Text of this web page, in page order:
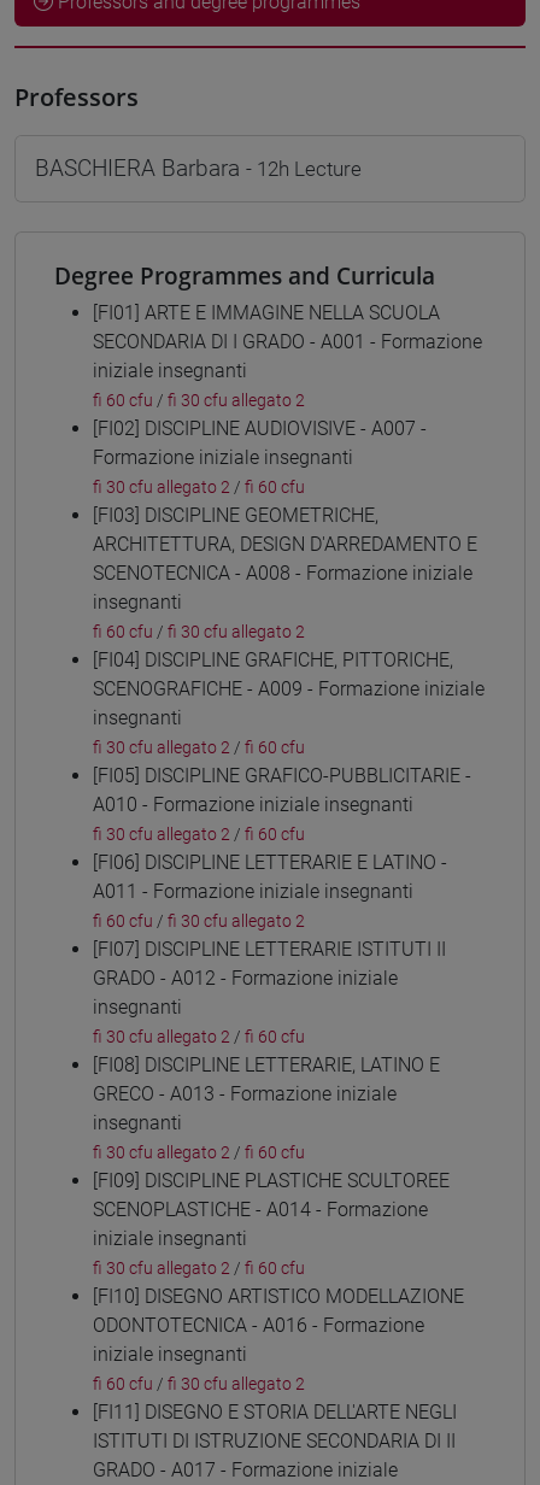
Professors
BASCHIERA Barbara - 12h Lecture
Degree Programmes and Curricula
[FI01] ARTE E IMMAGINE NELLA SCUOLA
SECONDARIA DI I GRADO - A001 - Formazione
iniziale insegnanti
fi 60 cfu / fi 30 cfu allegato 2
[FI02] DISCIPLINE AUDIOVISIVE - A007 -
Formazione iniziale insegnanti
fi 30 cfu allegato 2 / fi 60 cfu
[FI03] DISCIPLINE GEOMETRICHE,
ARCHITETTURA, DESIGN D'ARREDAMENTO E
SCENOTECNICA - A008 - Formazione iniziale
insegnanti
fi 60 cfu / fi 30 cfu allegato 2
[FI04] DISCIPLINE GRAFICHE, PITTORICHE,
SCENOGRAFICHE - A009 - Formazione iniziale
insegnanti
fi 30 cfu allegato 2 / fi 60 cfu
[FI05] DISCIPLINE GRAFICO-PUBBLICITARIE -
A010 - Formazione iniziale insegnanti
fi 30 cfu allegato 2 / fi 60 cfu
[FI06] DISCIPLINE LETTERARIE E LATINO -
A011 - Formazione iniziale insegnanti
fi 60 cfu / fi 30 cfu allegato 2
[FI07] DISCIPLINE LETTERARIE ISTITUTI II
GRADO - A012 - Formazione iniziale
insegnanti
fi 30 cfu allegato 2 / fi 60 cfu
[FI08] DISCIPLINE LETTERARIE, LATINO E
GRECO - A013 - Formazione iniziale
insegnanti
fi 30 cfu allegato 2 / fi 60 cfu
[FI09] DISCIPLINE PLASTICHE SCULTOREE
SCENOPLASTICHE - A014 - Formazione
iniziale insegnanti
fi 30 cfu allegato 2 / fi 60 cfu
[FI10] DISEGNO ARTISTICO MODELLAZIONE
ODONTOTECNICA - A016 - Formazione
iniziale insegnanti
fi 60 cfu / fi 30 cfu allegato 2
[FI11] DISEGNO E STORIA DELL'ARTE NEGLI
ISTITUTI DI ISTRUZIONE SECONDARIA DI II
GRADO - A017 - Formazione iniziale